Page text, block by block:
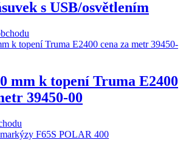
s USB/osvětlením
mm k topení Truma E2400
39450-00